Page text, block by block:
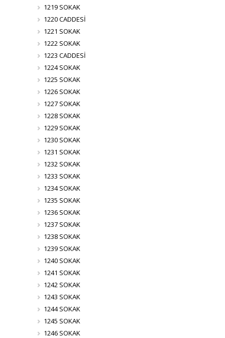
1219 SOKAK
1220 CADDESİ
1221 SOKAK
1222 SOKAK
1223 CADDESİ
1224 SOKAK
1225 SOKAK
1226 SOKAK
1227 SOKAK
1228 SOKAK
1229 SOKAK
1230 SOKAK
1231 SOKAK
1232 SOKAK
1233 SOKAK
1234 SOKAK
1235 SOKAK
1236 SOKAK
1237 SOKAK
1238 SOKAK
1239 SOKAK
1240 SOKAK
1241 SOKAK
1242 SOKAK
1243 SOKAK
1244 SOKAK
1245 SOKAK
1246 SOKAK